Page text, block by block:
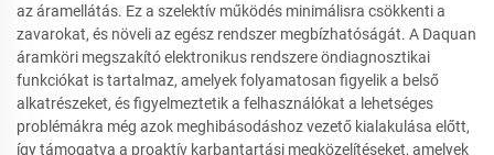
az áramellátás. Ez a szelektív működés minimálisra csökkenti a
zavarokat, és növeli az egész rendszer megbízhatóságát. A Daquan
áramköri megszakító elektronikus rendszere öndiagnosztikai
funkciókat is tartalmaz, amelyek folyamatosan figyelik a belső
alkatrészeket, és figyelmeztetik a felhasználókat a lehetséges
problémákra még azok meghibásodáshoz vezető kialakulása előtt,
így támogatva a proaktív karbantartási megközelítéseket, amelyek